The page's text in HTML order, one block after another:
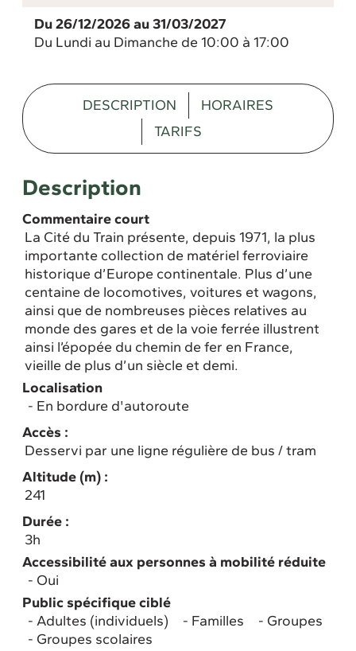
Du 26/12/2026 au 31/03/2027
Du Lundi au Dimanche de 10:00 à 17:00
DESCRIPTION
HORAIRES
TARIFS
Description
Commentaire court
La Cité du Train présente, depuis 1971, la plus
importante collection de matériel ferroviaire
historique d’Europe continentale. Plus d’une
centaine de locomotives, voitures et wagons,
ainsi que de nombreuses pièces relatives au
monde des gares et de la voie ferrée illustrent
ainsi l’épopée du chemin de fer en France,
vieille de plus d’un siècle et demi.
Localisation
En bordure d'autoroute
Accès :
Desservi par une ligne régulière de bus / tram
Altitude (m) :
241
Durée :
3h
Accessibilité aux personnes à mobilité réduite
Oui
Public spécifique ciblé
Adultes (individuels)
Familles
Groupes
Groupes scolaires